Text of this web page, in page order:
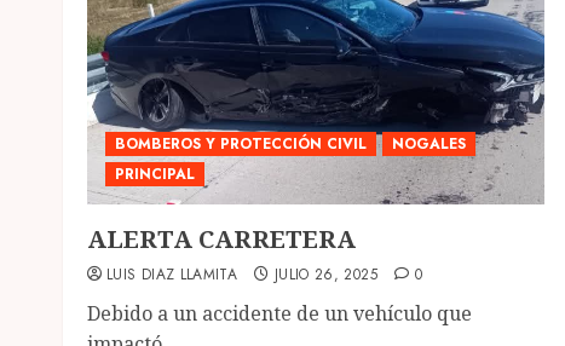
BOMBEROS Y PROTECCIÓN CIVIL
NOGALES
PRINCIPAL
ALERTA CARRETERA
LUIS DIAZ LLAMITA JULIO 26, 2025 0
Debido a un accidente de un vehículo que